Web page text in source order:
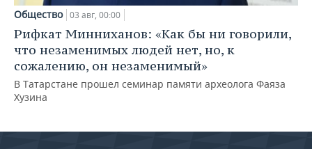
Общество 03 авг, 00:00
Рифкат Минниханов: «Как бы ни говорили,
что незаменимых людей нет, но, к
сожалению, он незаменимый»
В Татарстане прошел семинар памяти археолога Фаяза
Хузина